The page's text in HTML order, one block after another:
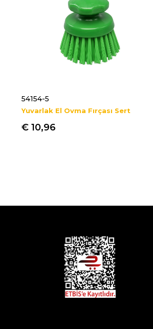
54154-5
Yuvarlak El Ovma Fırçası Sert
€ 10,96